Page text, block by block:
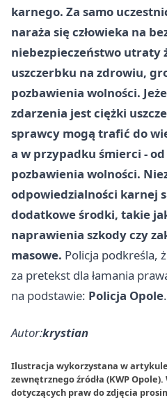
karnego. Za samo
naraża się człowieka na
niebezpieczeństwo utraty
uszczerbku na zdrowiu,
pozbawienia wolności.
zdarzenia jest ciężki
sprawcy mogą trafić do
a w przypadku śmierci -
pozbawienia wolności.
odpowiedzialności karnej
dodatkowe środki, takie
naprawienia szkody czy
masowe. Policja podkreśla,
za pretekst dla łamania
na podstawie: Policja Opole.
Autor:krystian
Ilustracja wykorzystana w artykule
zewnętrznego źródła (KWP
dotyczących praw do zdjęcia